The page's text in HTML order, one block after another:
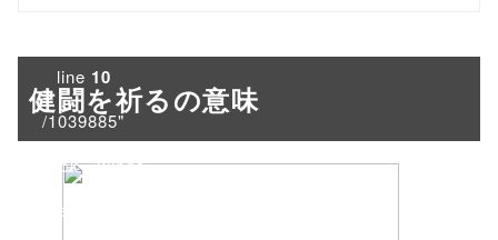
line 10
/1039885"
onclick="windo
w.open(this.hre
健闘を祈るの意味